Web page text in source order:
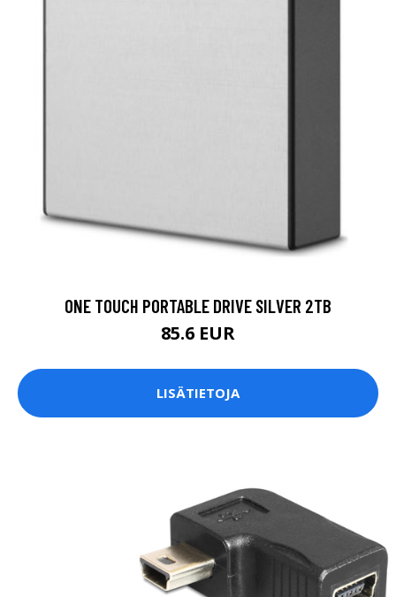
ONE TOUCH PORTABLE DRIVE SILVER 2TB
85.6 EUR
LISÄTIETOJA